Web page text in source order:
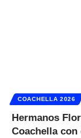
COACHELLA 2026
Hermanos
Coachella